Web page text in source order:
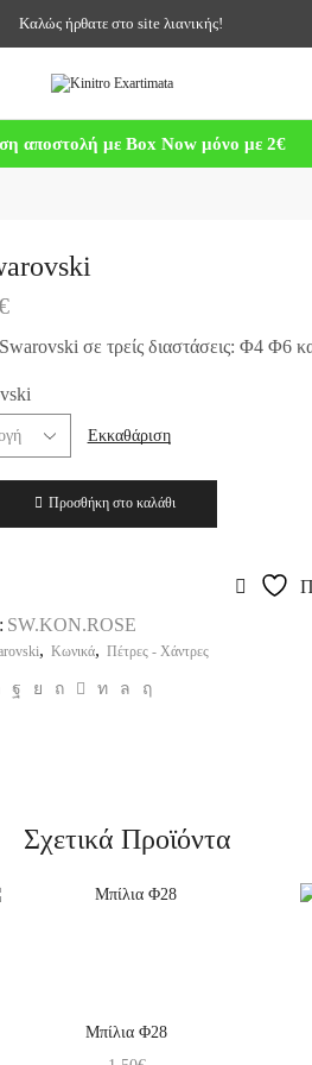
Καλώς ήρθατε στο site λιανικής!
αποστολή με Box Now μόνο με 2€
σε τρείς διαστάσεις: Φ4 Φ6
Εκκαθάριση
Προσθήκη στο καλάθι
SW.KON.ROSE
, Κωνικά, Πέτρες - Χάντρες
Σχετικά Προϊόντα
Μπίλια Φ28